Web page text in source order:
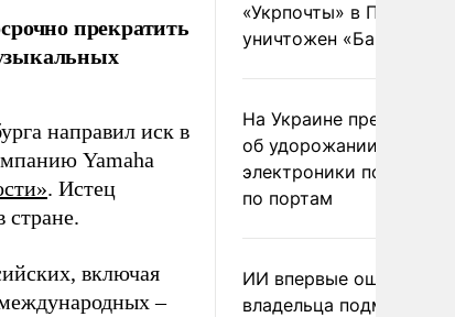
прекратить
направил иск в
Yamaha
. Истец
стране.
включая
–
«Укрпочты» в
уничтожен
На Украине
об удорожании
электроники после
по портам
ИИ впервые
владельца